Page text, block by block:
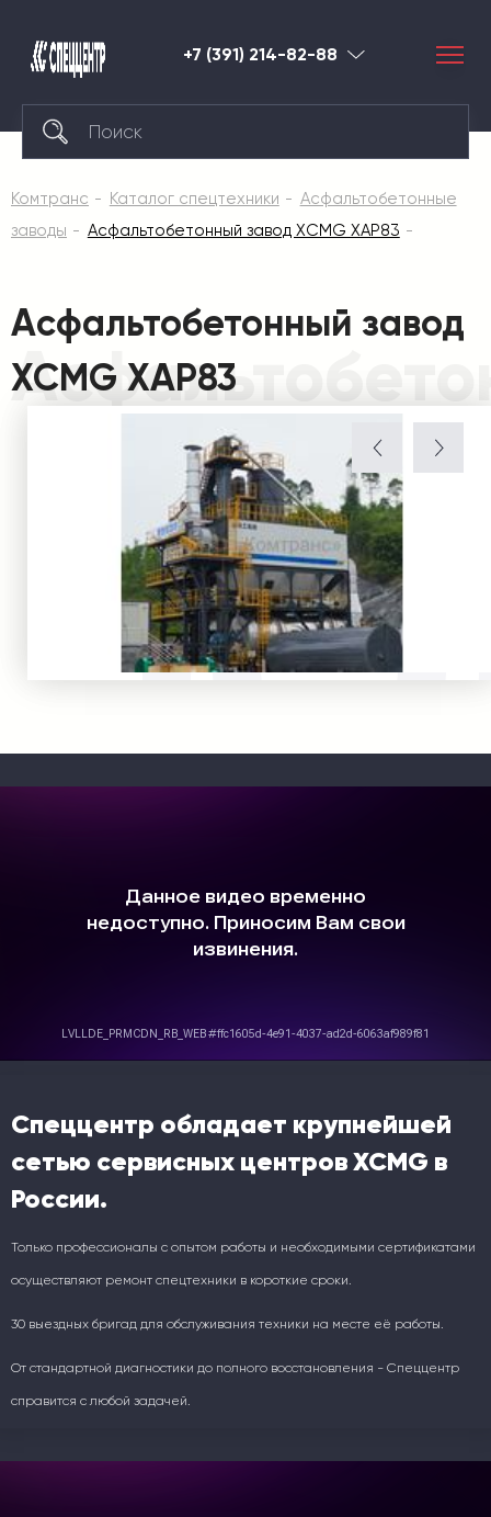
+7 (391) 214-82-88 Красноярск
Комтранс Каталог спецтехники
Асфальтобетонные
заводы
Асфальтобетонный завод XCMG XAP83
Асфальтобетонный завод
XCMG XAP83
Спеццентр обладает крупнейшей
сетью сервисных центров XCMG в
России.
Только профессионалы с опытом работы и необходимыми сертификатами
осуществляют ремонт спецтехники в короткие сроки.
30 выездных бригад для обслуживания техники на месте её работы.
От стандартной диагностики до полного восстановления - Спеццентр
справится с любой задачей.